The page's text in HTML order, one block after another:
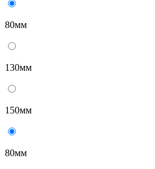
80мм
130мм
150мм
80мм